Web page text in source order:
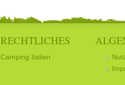
RECHTLICHES
Camping Italien